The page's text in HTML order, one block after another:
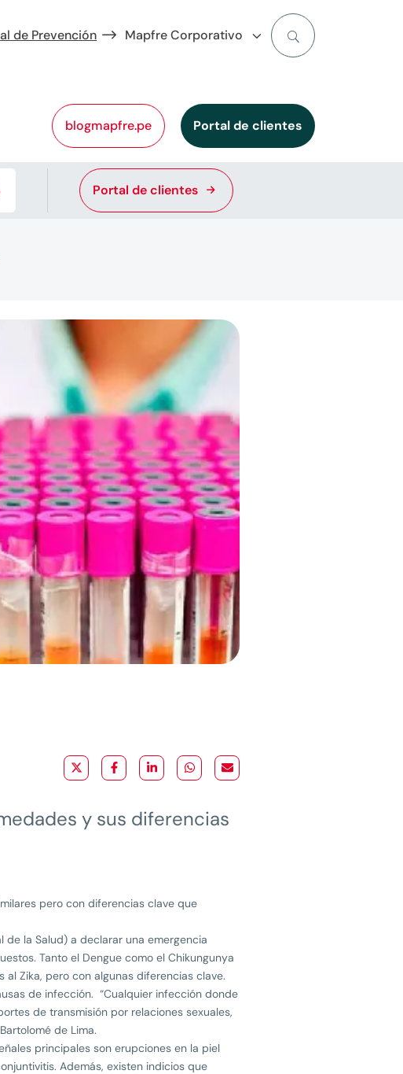
de Prevención Mapfre Corporativo
blogmapfre.pe Portal de clientes
Portal de clientes
y sus diferencias
pero con diferencias clave que
de la Salud) a declarar una emergencia
Tanto el Dengue como el Chikungunya
Zika, pero con algunas diferencias clave.
de infección. “Cualquier infección donde
de transmisión por relaciones sexuales,
de Lima.
principales son erupciones en la piel
Además, existen indicios que